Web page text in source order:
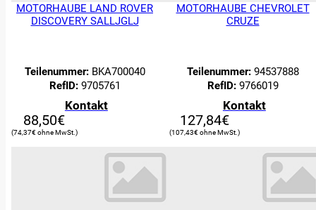
MOTORHAUBE LAND ROVER
DISCOVERY SALLJGLJ
Teilenummer:BKA700040
RefID:9705761
Kontakt
88,50€
74,37€
MOTORHAUBE CHEVROLET
CRUZE
Teilenummer:94537888
RefID:9766019
Kontakt
127,84€
107,43€